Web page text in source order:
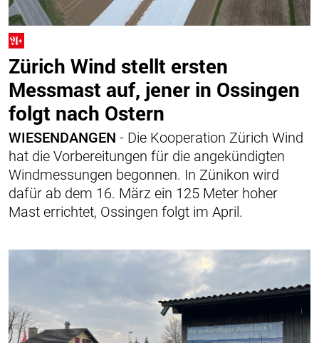
Zürich Wind stellt ersten
Messmast auf, jener in Ossingen
folgt nach Ostern
WIESENDANGEN - Die Kooperation Zürich Wind
hat die Vorbereitungen für die angekündigten
Windmessungen begonnen. In Zünikon wird
dafür ab dem 16. März ein 125 Meter hoher
Mast errichtet, Ossingen folgt im April.